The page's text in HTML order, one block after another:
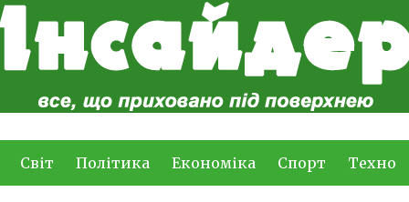
Світ Політика Економіка Спорт Техно